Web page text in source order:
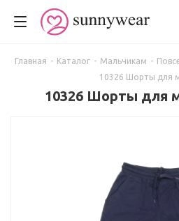
Главная - Каталог - Мальчикам -
10326 Шорты для
10326 Шорты для